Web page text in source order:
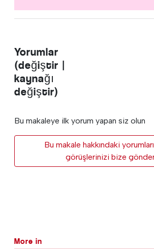
Yorumlar
(değiştir |
kaynağı
değiştir)
Bu makaleye ilk yorum yapan siz olun
Bu makale hakkındaki
görüşlerinizi bize
More in